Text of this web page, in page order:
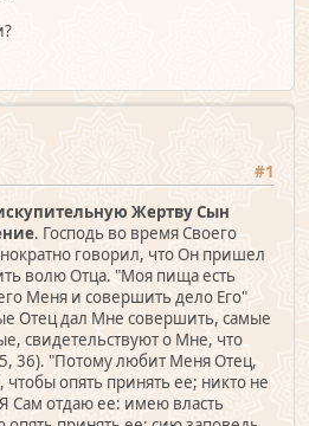
#1
Жертву Сын
. Господь во время Своего
говорил, что Он пришел
волю Отца. "Моя пища есть
Меня и совершить дело Его"
Отец дал Мне совершить, самые
свидетельствуют о Мне, что
36). "Потому любит Меня Отец,
опять принять ее; никто не
Сам отдаю ее: имею власть